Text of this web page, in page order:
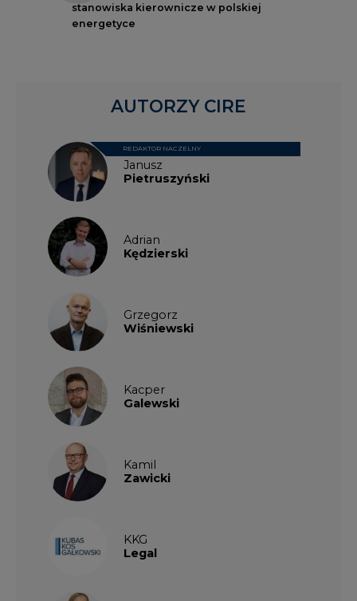
stanowiska kierownicze w polskiej
energetyce
Janusz
Pietruszyński
REDAKTOR NACZELNY
Adrian
Kędzierski
Grzegorz
Wiśniewski
Kacper
Galewski
Kamil
Zawicki
KKG
Legal
AUTORZY CIRE